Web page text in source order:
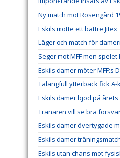
Ny match mot Rosengård
Eskils mötte ett bättre Jitex
Läger och match för
Seger mot MFF men spelet
Eskils damer möter MFF:s
Talangfull ytterback fick A-
Eskils damer bjöd på
Tränaren vill se bra
Eskils damer övertygade
Eskils damer
Eskils utan chans mot